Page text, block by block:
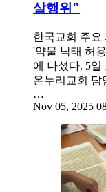
살행위"
한국교회 주요
'약물 낙태 허
에 나섰다. 5
온누리교회 담
…
Nov 05, 2025